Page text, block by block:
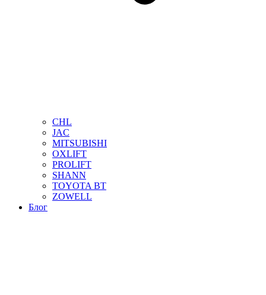
CHL
JAC
MITSUBISHI
OXLIFT
PROLIFT
SHANN
TOYOTA BT
ZOWELL
Блог